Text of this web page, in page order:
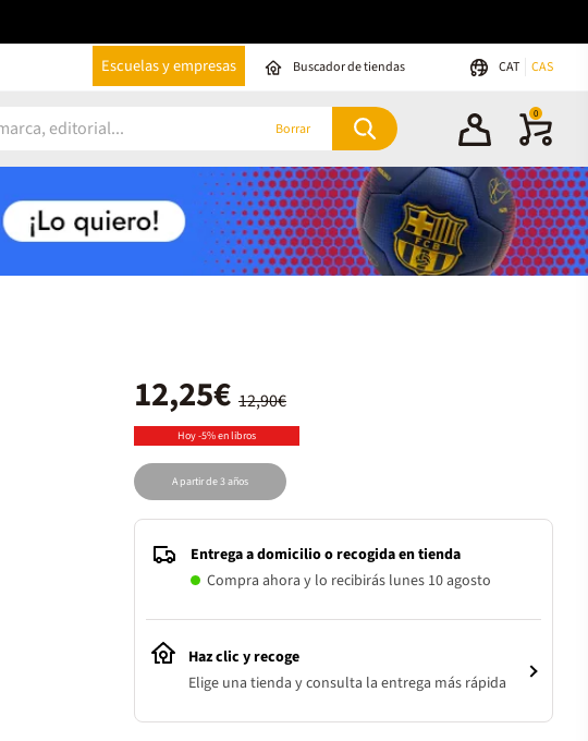
Escuelas y empresas Buscador de tiendas CAT CAS
Borrar
0
12,90€
12,25€
Hoy -5% en libros
A partir de 3 años
Entrega a domicilio o recogida en tienda
Compra ahora y lo recibirás lunes 10 agosto
Haz clic y recoge
Elige una tienda y consulta la entrega más rápida